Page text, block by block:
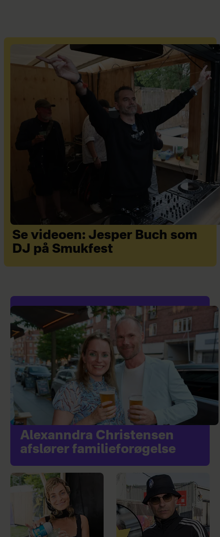
Se videoen: Jesper Buch som
DJ på Smukfest
Alexanndra Christensen
afslører familieforøgelse